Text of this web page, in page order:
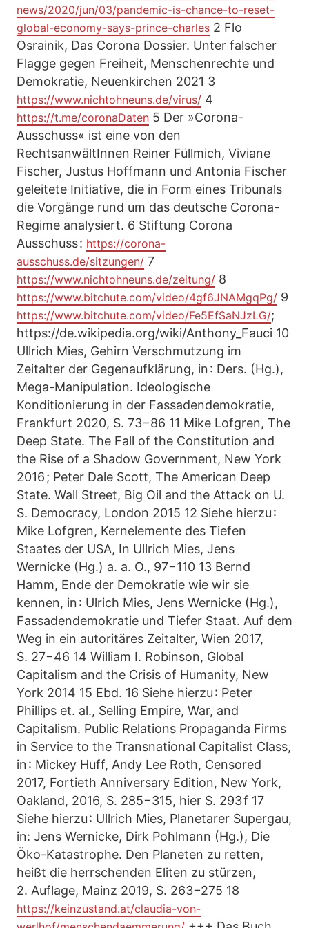
news/2020/jun/03/pandemic-is-chance-to-reset-
global-economy-says-prince-charles 2 Flo
Osrainik, Das Corona Dossier. Unter falscher
Flagge gegen Freiheit, Menschenrechte und
Demokratie, Neuenkirchen 2021 3
https://www.nichtohneuns.de/virus/ 4
https://t.me/coronaDaten 5 Der »Corona-
Ausschuss« ist eine von den
RechtsanwältInnen Reiner Füllmich, Viviane
Fischer, Justus Hoffmann und Antonia Fischer
geleitete Initiative, die in Form eines Tribunals
die Vorgänge rund um das deutsche Corona-
Regime analysiert. 6 Stiftung Corona
Ausschuss : https://corona-
ausschuss.de/sitzungen/ 7
https://www.nichtohneuns.de/zeitung/ 8
https://www.bitchute.com/video/4gf6JNAMgqPg/ 9
https://www.bitchute.com/video/Fe5EfSaNJzLG/;
https://de.wikipedia.org/wiki/Anthony_Fauci 10
Ullrich Mies, Gehirn Verschmutzung im
Zeitalter der Gegenaufklärung, in : Ders. (Hg.),
Mega-Manipulation. Ideologische
Konditionierung in der Fassadendemokratie,
Frankfurt 2020, S. 73−86 11 Mike Lofgren, The
Deep State. The Fall of the Constitution and
the Rise of a Shadow Government, New York
2016 ; Peter Dale Scott, The American Deep
State. Wall Street, Big Oil and the Attack on U.
S. Democracy, London 2015 12 Siehe hierzu :
Mike Lofgren, Kernelemente des Tiefen
Staates der USA, In Ullrich Mies, Jens
Wernicke (Hg.) a. a. O., 97−110 13 Bernd
Hamm, Ende der Demokratie wie wir sie
kennen, in : Ulrich Mies, Jens Wernicke (Hg.),
Fassadendemokratie und Tiefer Staat. Auf dem
Weg in ein autoritäres Zeitalter, Wien 2017,
S. 27−46 14 William I. Robinson, Global
Capitalism and the Crisis of Humanity, New
York 2014 15 Ebd. 16 Siehe hierzu : Peter
Phillips et. al., Selling Empire, War, and
Capitalism. Public Relations Propaganda Firms
in Service to the Transnational Capitalist Class,
in : Mickey Huff, Andy Lee Roth, Censored
2017, Fortieth Anniversary Edition, New York,
Oakland, 2016, S. 285−315, hier S. 293 f 17
Siehe hierzu : Ullrich Mies, Planetarer Supergau,
in: Jens Wernicke, Dirk Pohlmann (Hg.), Die
Öko-Katas­trophe. Den Planeten zu retten,
heißt die herrschenden Eliten zu stürzen,
2. Auflage, Mainz 2019, S. 263−275 18
https://keinzustand.at/claudia-von-